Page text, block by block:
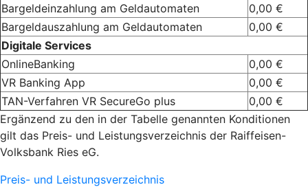
Bargeldeinzahlung am Geldautomaten
0,00 €
Bargeldauszahlung am Geldautomaten
0,00 €
Digitale Services
OnlineBanking
0,00 €
VR Banking App
0,00 €
TAN-Verfahren VR SecureGo plus
0,00 €
Ergänzend zu den in der Tabelle genannten Konditionen
gilt das Preis- und Leistungsverzeichnis der Raiffeisen-
Volksbank Ries eG.
Preis- und Leistungsverzeichnis